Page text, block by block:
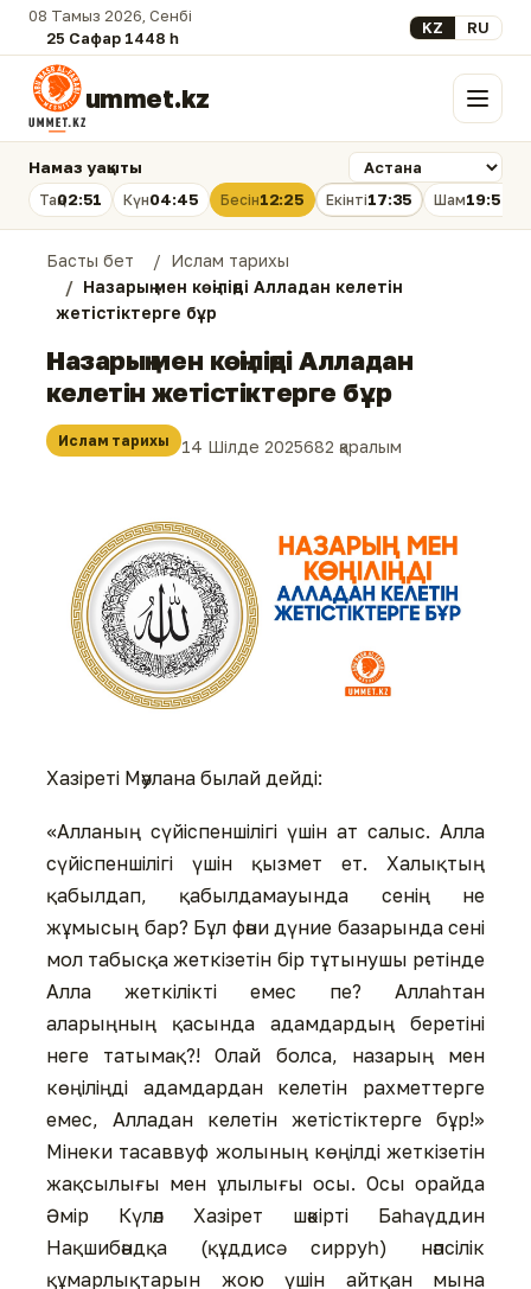
08 Тамыз 2026, Сенбі
25 Сафар 1448 һ.
Select your
KZ RU
ummet.kz Мәзір
Намаз уақыты
Таң02:51 Күн04:45 Бесін12:25 Екінті17:35 Шам19:54
Басты бет
Ислам тарихы
Назарың мен көңіліңді Алладан келетін
жетістіктерге бұр
Назарың мен көңіліңді Алладан
келетін жетістіктерге бұр
Ислам тарихы 14 Шілде 2025682 қаралым
Хазіреті Мәулана былай дейді:
«Алланың сүйіспеншілігі үшін ат салыс. Алла
сүйіспеншілігі үшін қызмет ет. Халықтың
қабылдап, қабылдамауында сенің не
жұмысың бар? Бұл фәни дүние базарында сені
мол табысқа жеткізетін бір тұтынушы ретінде
Алла жеткілікті емес пе? Аллаһтан
аларыңның қасында адамдардың беретіні
неге татымақ?! Олай болса, назарың мен
көңіліңді адамдардан келетін рахметтерге
емес, Алладан келетін жетістіктерге бұр!»
Мінеки тасаввуф жолының көңілді жеткізетін
жақсылығы мен ұлылығы осы. Осы орайда
Әмір Күләл Хазірет шәкірті Баһаүддин
Нақшибәндқа (құддисә сирруһ) нәпсілік
құмарлықтарын жою үшін айтқан мына